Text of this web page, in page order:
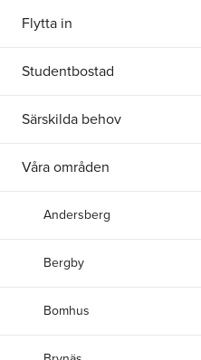
Flytta in
Studentbostad
Särskilda behov
Våra områden
Andersberg
Bergby
Bomhus